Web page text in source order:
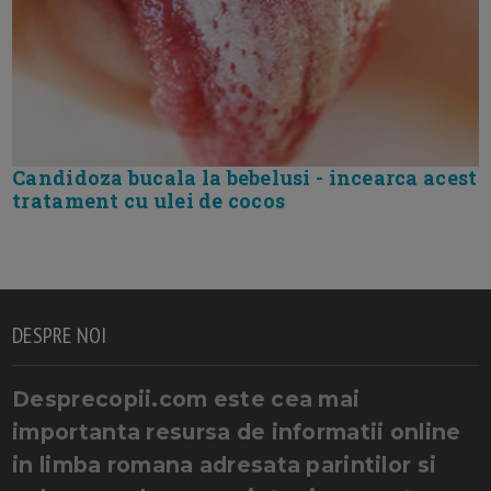
Candidoza bucala la bebelusi - incearca acest
tratament cu ulei de cocos
DESPRE NOI
Desprecopii.com este cea mai
importanta resursa de informatii online
in limba romana adresata parintilor si